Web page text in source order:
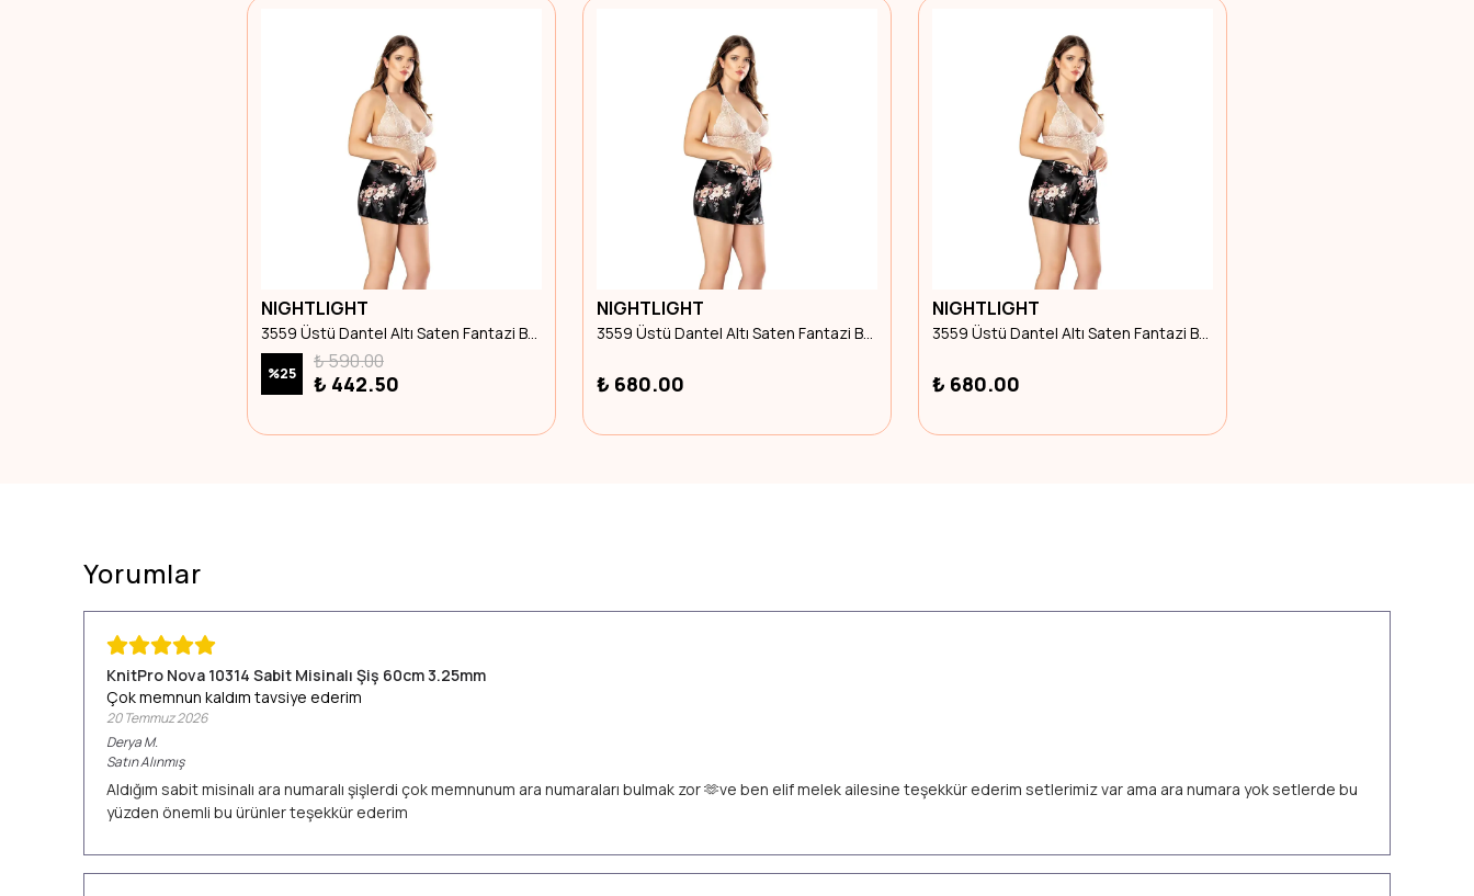
NIGHTLIGHT
3559 Üstü Dantel Altı Saten Fantazi Büyük Beden Şortlu Gecelik 2Xl Beden
%25
₺ 590.00
₺ 442.50
NIGHTLIGHT
3559 Üstü Dantel Altı Saten Fantazi Büyük Beden Şortlu Gecelik 4Xl Beden
₺ 680.00
NIGHTLIGHT
3559 Üstü Dantel Altı Saten Fantazi Büyük Beden Şortlu Gecelik 3Xl Beden
₺ 680.00
Yorumlar
KnitPro Nova 10314 Sabit Misinalı Şiş 60cm 3.25mm
Çok memnun kaldım tavsiye ederim
20 Temmuz 2026
DeryaM.
Satın Alınmış
Aldığım sabit misinalı ara numaralı şişlerdi çok memnunum ara numaraları bulmak zor 🫶ve ben elif melek ailesine teşekkür ederim setlerimiz var ama ara numara yok setlerde bu
yüzden önemli bu ürünler teşekkür ederim